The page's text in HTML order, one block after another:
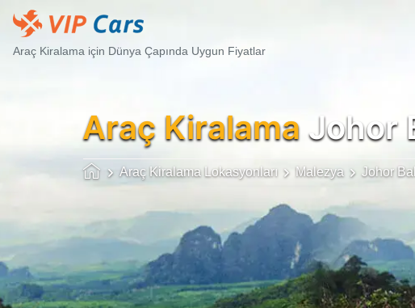
Araç Kiralama için Dünya Çapında Uygun Fiyatlar
Araç Kiralama Johor
Araç Kiralama Lokasyonları Malezya Johor